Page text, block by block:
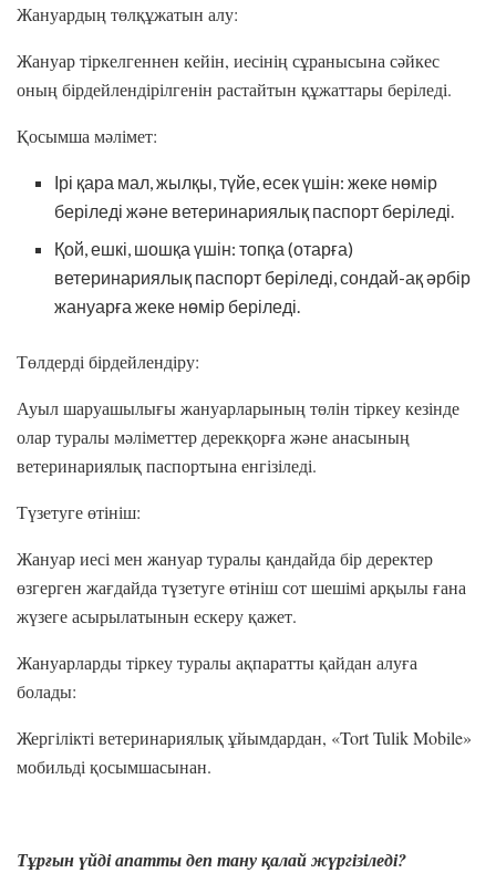
Жануардың төлқұжатын алу:
Жануар тіркелгеннен кейін, иесінің сұранысына сәйкес
оның бірдейлендірілгенін растайтын құжаттары беріледі.
Қосымша мәлімет:
Ірі қара мал, жылқы, түйе, есек үшін: жеке нөмір
беріледі және ветеринариялық паспорт беріледі.
Қой, ешкі, шошқа үшін: топқа (отарға)
ветеринариялық паспорт беріледі, сондай-ақ әрбір
жануарға жеке нөмір беріледі.
Төлдерді бірдейлендіру:
Ауыл шаруашылығы жануарларының төлін тіркеу кезінде
олар туралы мәліметтер дерекқорға және анасының
ветеринариялық паспортына енгізіледі.
Түзетуге өтініш:
Жануар иесі мен жануар туралы қандайда бір деректер
өзгерген жағдайда түзетуге өтініш сот шешімі арқылы ғана
жүзеге асырылатынын ескеру қажет.
Жануарларды тіркеу туралы ақпаратты қайдан алуға
болады:
Жергілікті ветеринариялық ұйымдардан, «Tort Tulik Mobile»
мобильді қосымшасынан.
Тұрғын үйді апатты деп тану қалай жүргізіледі?